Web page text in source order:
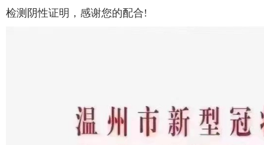
检测阴性证明，感谢您的配合!